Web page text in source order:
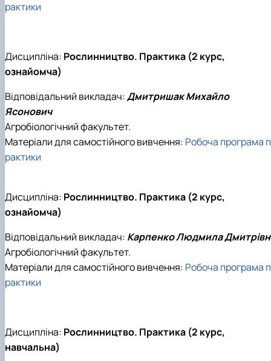
рактики
Дисципліна: Рослинництво. Практика (2 курс,
ознайомча)
Відповідальний викладач:Дмитришак Михайло
Ясонович
Агробіологічний факультет.
Матеріали для самостійного вивчення: Робоча програма п
рактики
Дисципліна: Рослинництво. Практика (2 курс,
ознайомча)
Відповідальний викладач: Карпенко Людмила
Агробіологічний факультет.
Матеріали для самостійного вивчення: Робоча програма п
рактики
Дисципліна: Рослинництво. Практика (2 курс,
навчальна)